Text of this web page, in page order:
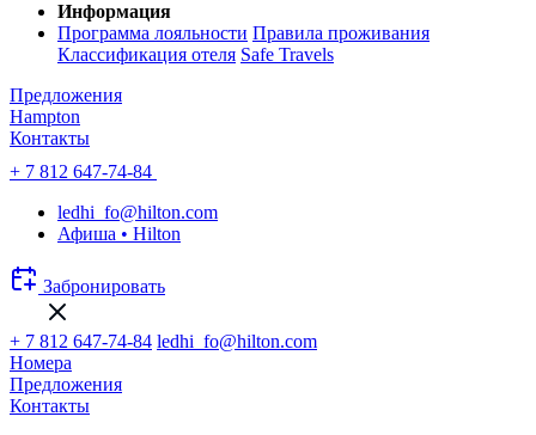
Информация
Программа лояльности Правила проживания
Классификация отеля Safe Travels
Предложения
Hampton
Контакты
+ 7 812 647-74-84
ledhi_fo@hilton.com
Афиша • Hilton
Забронировать
+ 7 812 647-74-84 ledhi_fo@hilton.com
Номера
Предложения
Контакты